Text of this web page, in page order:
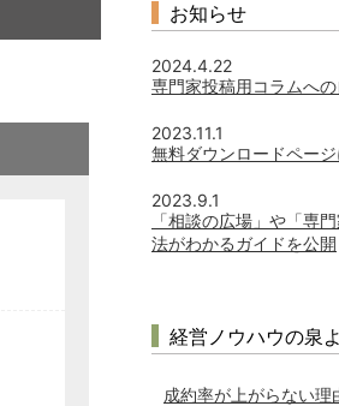
お知らせ
2024.4.22
専門家投稿用コラムへ
2023.11.1
無料ダウンロードペー
2023.9.1
「相談の広場」や「専
法がわかるガイドを公開
経営ノウハウの泉
成約率が上がらない